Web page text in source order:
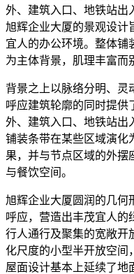
外、建筑入口、地铁站出
旭辉企业大厦的景观设计
宜人的办公环境。整体铺
为主体背景，肌理丰富而
背景之上以脉络分明、灵
呼应建筑轮廓的同时提供
外、建筑入口、地铁站出
铺装条带在某些区域演化
果，并与节点区域的外摆
与餐饮空间。
旭辉企业大厦圆润的几何
呼应，营造出丰茂宜人的
行人通行及聚集的宽敞开
化尺度的小型半开放空间
屋面设计基本上延续了地